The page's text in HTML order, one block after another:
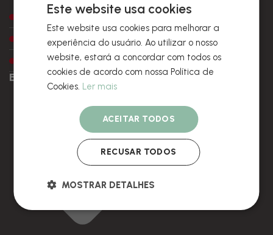
Preços
Amostras
Embalagem e packaging
ENCOMENDAS
Este website usa cookies
Este website usa cookies para melhorar a
experiência do usuário. Ao utilizar o nosso
website, estará a concordar com todos os
cookies de acordo com nossa Política de
Cookies. Ler mais
ACEITAR TODOS
RECUSAR TODOS
MOSTRAR DETALHES